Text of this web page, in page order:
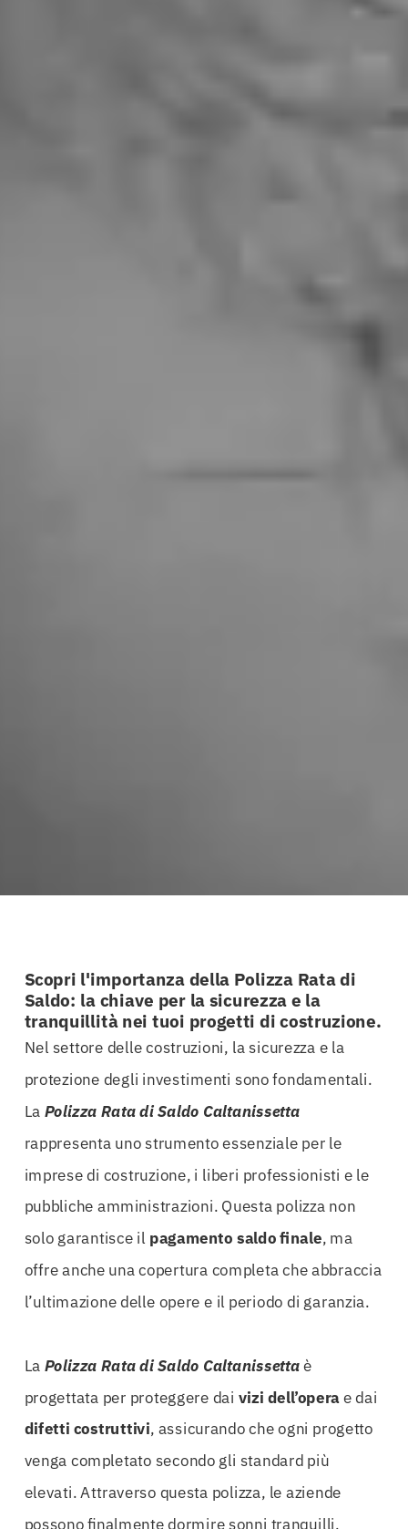
Scopri l'importanza della Polizza Rata di
Saldo: la chiave per la sicurezza e la
tranquillità nei tuoi progetti di costruzione.
Nel settore delle costruzioni, la sicurezza e la
protezione degli investimenti sono fondamentali.
La Polizza Rata di Saldo Caltanissetta
rappresenta uno strumento essenziale per le
imprese di costruzione, i liberi professionisti e le
pubbliche amministrazioni. Questa polizza non
solo garantisce il pagamento saldo finale, ma
offre anche una copertura completa che abbraccia
l’ultimazione delle opere e il periodo di garanzia.
La Polizza Rata di Saldo Caltanissettaè
progettata per proteggere dai vizi dell’operae dai
difetti costruttivi, assicurando che ogni progetto
venga completato secondo gli standard più
elevati. Attraverso questa polizza, le aziende
possono finalmente dormire sonni tranquilli,